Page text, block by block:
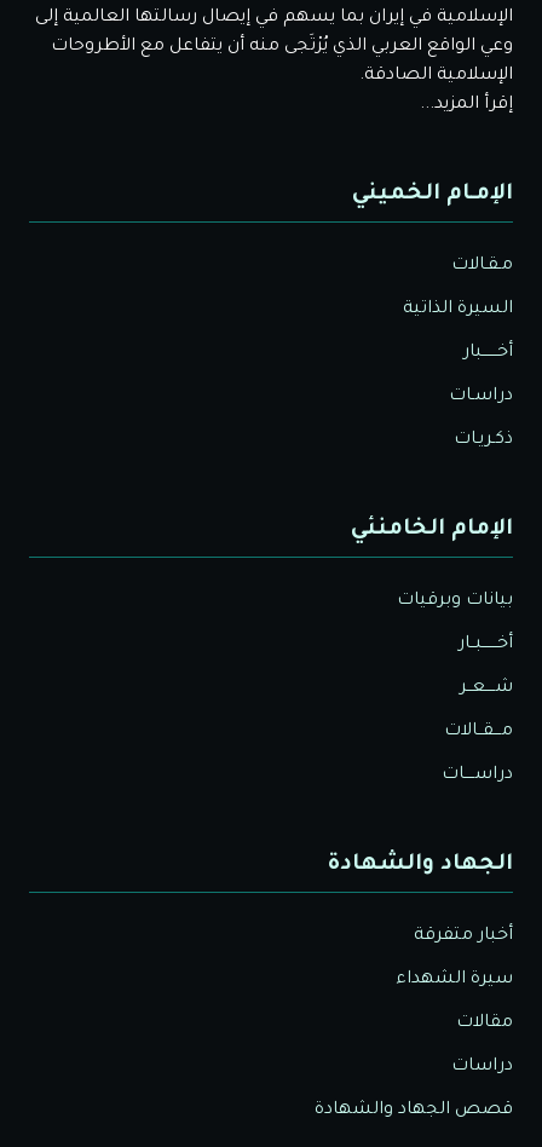
الإسلامية في إيران بما يسهم في إيصال رسالتها العالمية إلى
وعي الواقع العربي الذي يُرْتَجى منه أن يتفاعل مع الأطروحات
الإسلامية الصادقة.
إقرأ المزيد...
الإمـام الخميني
مـقـالات
السيرة الذاتية
أخــــــبار
دراسـات
ذكـريـات
الإمام الخامنئي
بيانات وبرقيات
أخــــــبــار
شــــعــر
مـــقــالات
دراســــات
الجهاد والشهادة
أخبار متفرقة
سيرة الشهداء
مقالات
دراسات
قصص الجهاد والشهادة